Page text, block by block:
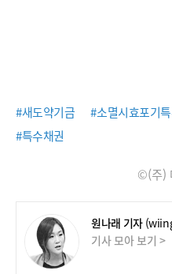
#새도약기금 #소멸시효포기
#특수채권
©(주)
원나래 기자
기사 모아 보기 >